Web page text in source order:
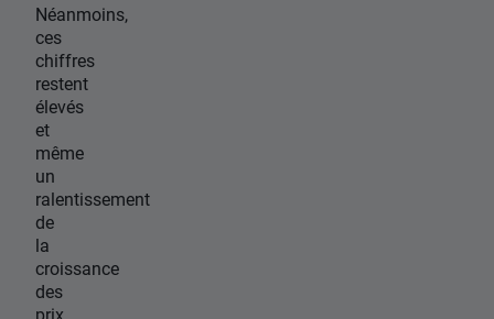
Néanmoins,
ces
chiffres
restent
élevés
et
même
un
ralentissement
de
la
croissance
des
prix